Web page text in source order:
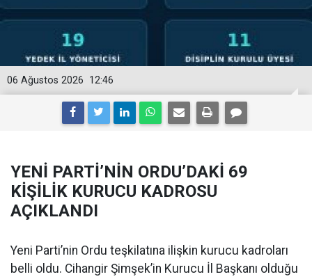
12:46
06 Ağustos 2026
YENİ PARTİ’NİN ORDU’DAKİ 69
KİŞİLİK KURUCU KADROSU
AÇIKLANDI
Yeni Parti’nin Ordu teşkilatına ilişkin kurucu kadroları
belli oldu. Cihangir Şimşek’in Kurucu İl Başkanı olduğu